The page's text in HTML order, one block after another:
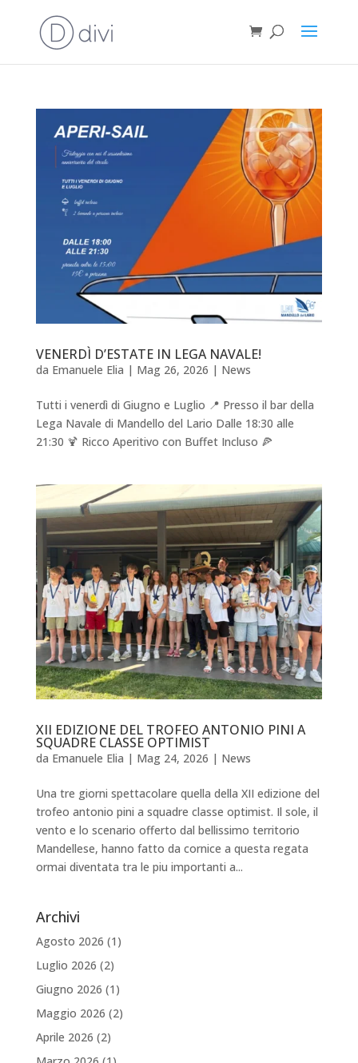
VENERDÌ D’ESTATE IN LEGA NAVALE!
da Emanuele Elia | Mag 26, 2026 | News
Tutti i venerdì di Giugno e Luglio 📍 Presso il bar della
Lega Navale di Mandello del Lario Dalle 18:30 alle
21:30 🍹 Ricco Aperitivo con Buffet Incluso 🍕
XII EDIZIONE DEL TROFEO ANTONIO PINI A
SQUADRE CLASSE OPTIMIST
da Emanuele Elia | Mag 24, 2026 | News
Una tre giorni spettacolare quella della XII edizione del
trofeo antonio pini a squadre classe optimist. Il sole, il
vento e lo scenario offerto dal bellissimo territorio
Mandellese, hanno fatto da cornice a questa regata
ormai diventata tra le piu importanti a...
Archivi
Agosto 2026 (1)
Luglio 2026 (2)
Giugno 2026 (1)
Maggio 2026 (2)
Aprile 2026 (2)